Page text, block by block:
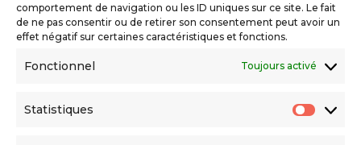
comportement de navigation ou les ID uniques sur ce site. Le fait
de ne pas consentir ou de retirer son consentement peut avoir un
effet négatif sur certaines caractéristiques et fonctions.
Fonctionnel Toujours activé
Statistiques